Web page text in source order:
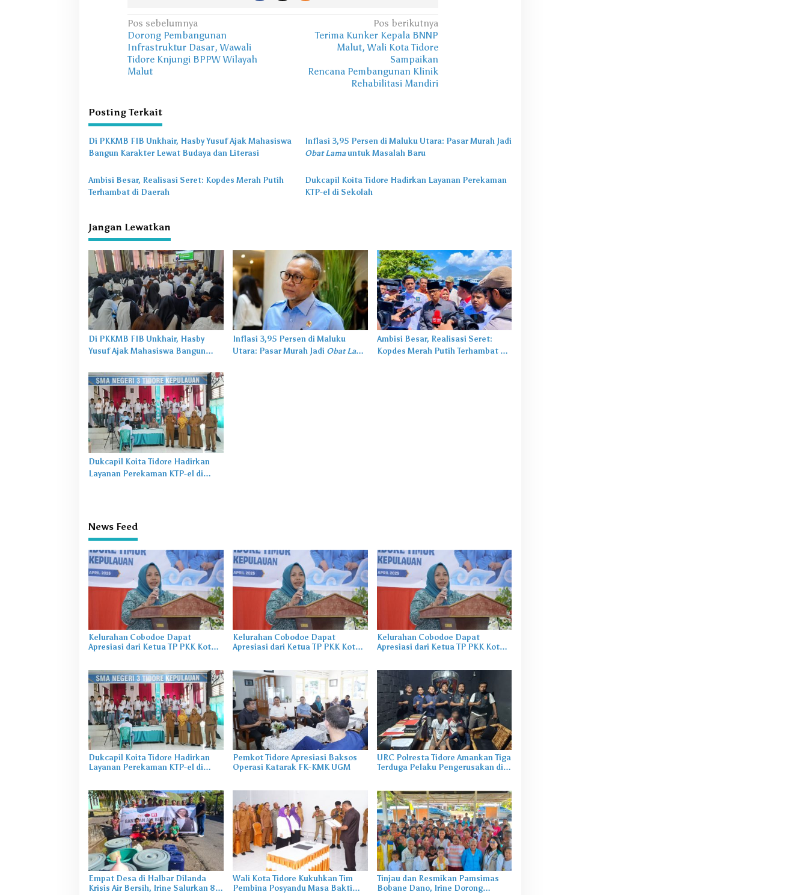
N
a
v
i
a
s
i
o
s
Pos sebelumnya
Dorong Pembangunan
Infrastruktur Dasar, Wawali
Tidore Knjungi BPPW Wilayah
Malut
Pos berikutnya
Terima Kunker Kepala BNNP
Malut, Wali Kota Tidore
Sampaikan
Rencana Pembangunan Klinik
Rehabilitasi Mandiri
Posting Terkait
Di PKKMB FIB Unkhair, Hasby Yusuf Ajak Mahasiswa
Bangun Karakter Lewat Budaya dan Literasi
Inflasi 3,95 Persen di Maluku Utara: Pasar Murah Jadi
Obat Lamauntuk Masalah Baru
Ambisi Besar, Realisasi Seret: Kopdes Merah Putih
Terhambat di Daerah
Dukcapil Koita Tidore Hadirkan Layanan Perekaman
KTP-el di Sekolah
Jangan Lewatkan
Di PKKMB FIB Unkhair, Hasby
Yusuf Ajak Mahasiswa Bangun
Literasi
Inflasi 3,95 Persen di Maluku
Utara: Pasar Murah Jadi Obat Lama
Ambisi Besar, Realisasi Seret:
Kopdes Merah Putih Terhambat di
Dukcapil Koita Tidore Hadirkan
Layanan Perekaman KTP-el di
News Feed
Kelurahan Cobodoe Dapat
Apresiasi dari Ketua TP PKK Kota
Kelurahan Cobodoe Dapat
Apresiasi dari Ketua TP PKK Kota
Kelurahan Cobodoe Dapat
Apresiasi dari Ketua TP PKK Kota
Dukcapil Koita Tidore Hadirkan
Layanan Perekaman KTP-el di
Pemkot Tidore Apresiasi Baksos
Operasi Katarak FK-KMK UGM
URC Polresta Tidore Amankan Tiga
Terduga Pelaku Pengerusakan di
Empat Desa di Halbar Dilanda
Krisis Air Bersih, Irine Salurkan 80
Wali Kota Tidore Kukuhkan Tim
Pembina Posyandu Masa Bakti
Tinjau dan Resmikan Pamsimas
Bobane Dano, Irine Dorong